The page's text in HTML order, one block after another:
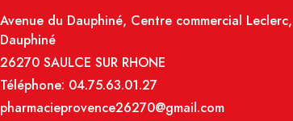
Avenue du Dauphiné, Centre commercial
Dauphiné
26270 SAULCE SUR RHONE
Téléphone: 04.75.63.01.27
pharmacieprovence26270@gmail.com